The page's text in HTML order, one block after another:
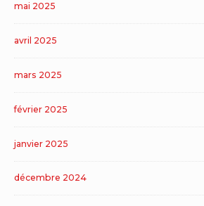
mai 2025
avril 2025
mars 2025
février 2025
janvier 2025
décembre 2024